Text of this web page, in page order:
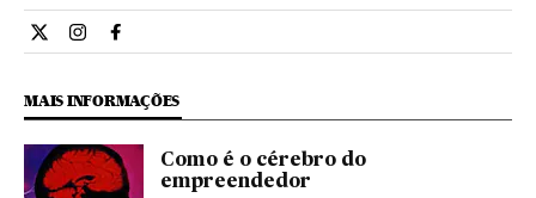
Ciencia El País Brasil en Twitter
Ciencia El País Brasil en Instagram
Ciencia El País Brasil en Facebook
MAIS INFORMAÇÕES
Como é o cérebro do
empreendedor